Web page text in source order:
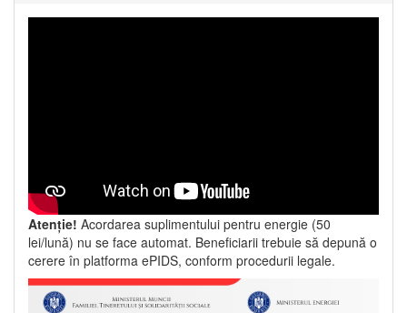
Atenție! Acordarea suplimentului pentru energie (50
lei/lună) nu se face automat. Beneficiarii trebuie să depună o
cerere în platforma ePIDS, conform procedurii legale.